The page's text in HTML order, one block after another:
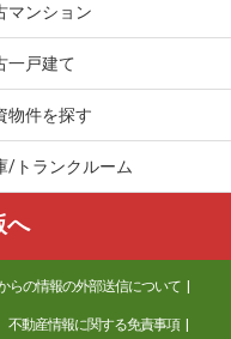
マンション
一戸建て
物件を探す
/トランクルーム
へ
らの情報の外部送信について
不動産情報に関する免責事項